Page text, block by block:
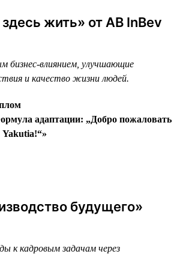
жить» от AB InBev
влиянием, улучшающие
и качество жизни людей.
адаптации: „Добро пожаловать
будущего»
к кадровым задачам через